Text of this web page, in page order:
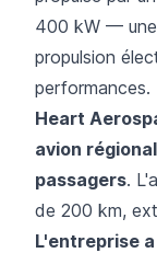
400 kW —
propulsion
performances.
Heart
avion
passagers.
de 200 km,
L'entreprise